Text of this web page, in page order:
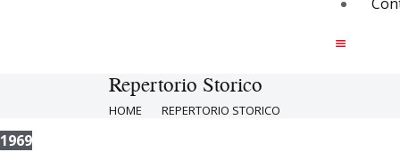
Repertorio Storico
HOME REPERTORIO STORICO
1969